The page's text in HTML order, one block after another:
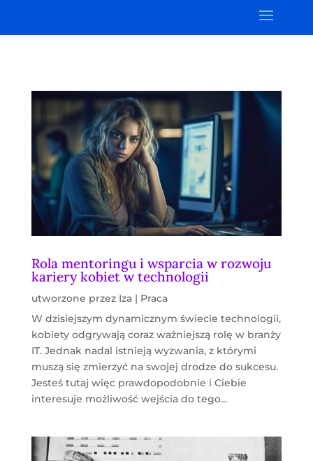
Rola mentoringu i wsparcia w rozwoju
kariery kobiet w technologii
utworzone przez Iza| Praca
W dzisiejszym dynamicznym świecie technologii,
kobiety odgrywają coraz ważniejszą rolę w branży
IT. Jednak nadal istnieją wyzwania, z którymi
muszą się zmierzyć na swojej drodze do sukcesu.
Jesteś tutaj więc prawdopodobnie i Ciebie
interesuje możliwość wejścia do tego...